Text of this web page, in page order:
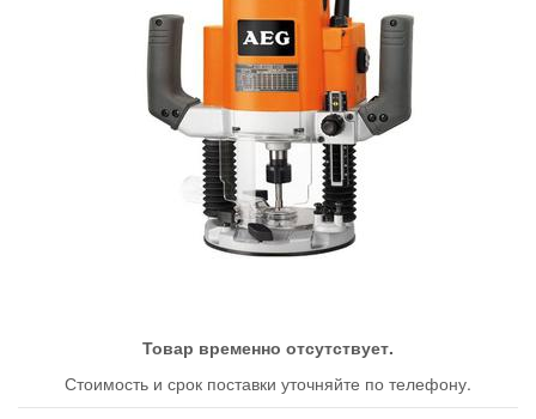
Товар временно отсутствует.
Стоимость и срок поставки уточняйте по телефону.